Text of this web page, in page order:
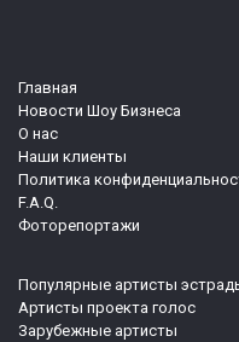
Главная
Новости Шоу Бизнеса
О нас
Наши клиенты
Политика
F.A.Q.
Фоторепортажи
Популярные артисты
Артисты проекта голос
Зарубежные артисты